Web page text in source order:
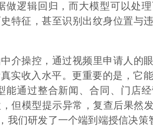
逻辑回归，而大模型可以处理
特征，甚至识别出纹身位置
操控，通过视频里申请人的
实收入水平。更重要的是，它
通过整合新闻、合同、门店
但模型提示异常，复查后果然
们研发了一个端到端授信决策